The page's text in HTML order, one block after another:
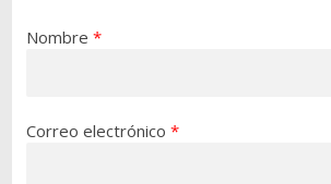
Nombre *
Correo electrónico *